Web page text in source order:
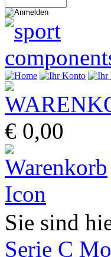
€ 0,00
Sie sind
Serie C